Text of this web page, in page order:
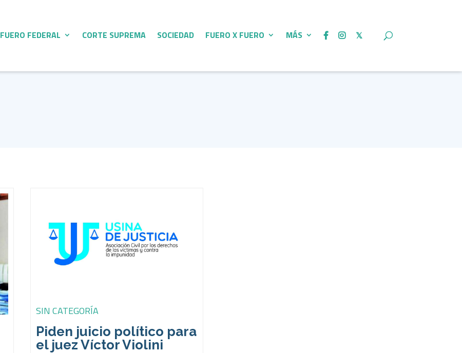
FUERO FEDERAL CORTE SUPREMA SOCIEDAD FUERO X FUERO MÁS
SIN CATEGORÍA
Piden juicio político para
el juez Víctor Violini